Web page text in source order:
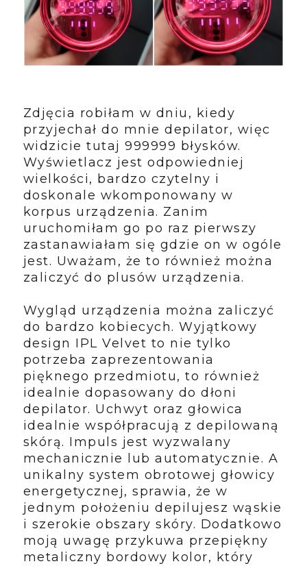
Zdjęcia robiłam w dniu, kiedy
przyjechał do mnie depilator, więc
widzicie tutaj 999999 błysków.
Wyświetlacz jest odpowiedniej
wielkości, bardzo czytelny i
doskonale wkomponowany w
korpus urządzenia. Zanim
uruchomiłam go po raz pierwszy
zastanawiałam się gdzie on w ogóle
jest. Uważam, że to również można
zaliczyć do plusów urządzenia.
Wygląd urządzenia można zaliczyć
do bardzo kobiecych. Wyjątkowy
design IPL Velvet to nie tylko
potrzeba zaprezentowania
pięknego przedmiotu, to również
idealnie dopasowany do dłoni
depilator. Uchwyt oraz głowica
idealnie współpracują z depilowaną
skórą. Impuls jest wyzwalany
mechanicznie lub automatycznie. A
unikalny system obrotowej głowicy
energetycznej, sprawia, że w
jednym położeniu depilujesz wąskie
i szerokie obszary skóry. Dodatkowo
moją uwagę przykuwa przepiękny
metaliczny bordowy kolor, który